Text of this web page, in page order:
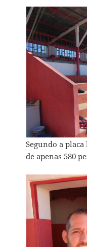
Segundo a
de apenas 580